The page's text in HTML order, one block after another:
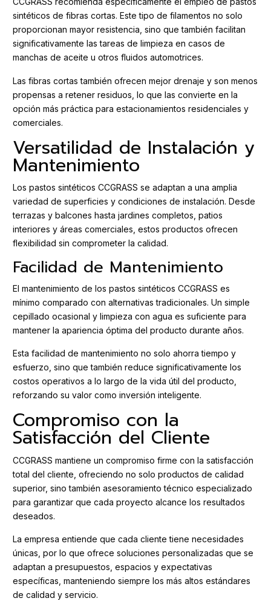
sintéticos de fibras cortas. Este tipo de filamentos no solo
proporcionan mayor resistencia, sino que también facilitan
significativamente las tareas de limpieza en casos de
manchas de aceite u otros fluidos automotrices.
Las fibras cortas también ofrecen mejor drenaje y son menos
propensas a retener residuos, lo que las convierte en la
opción más práctica para estacionamientos residenciales y
comerciales.
Versatilidad de Instalación y
Mantenimiento
Los pastos sintéticos CCGRASS se adaptan a una amplia
variedad de superficies y condiciones de instalación. Desde
terrazas y balcones hasta jardines completos, patios
interiores y áreas comerciales, estos productos ofrecen
flexibilidad sin comprometer la calidad.
Facilidad de Mantenimiento
El mantenimiento de los pastos sintéticos CCGRASS es
mínimo comparado con alternativas tradicionales. Un simple
cepillado ocasional y limpieza con agua es suficiente para
mantener la apariencia óptima del producto durante años.
Esta facilidad de mantenimiento no solo ahorra tiempo y
esfuerzo, sino que también reduce significativamente los
costos operativos a lo largo de la vida útil del producto,
reforzando su valor como inversión inteligente.
Compromiso con la
Satisfacción del Cliente
CCGRASS mantiene un compromiso firme con la satisfacción
total del cliente, ofreciendo no solo productos de calidad
superior, sino también asesoramiento técnico especializado
para garantizar que cada proyecto alcance los resultados
deseados.
La empresa entiende que cada cliente tiene necesidades
únicas, por lo que ofrece soluciones personalizadas que se
adaptan a presupuestos, espacios y expectativas
específicas, manteniendo siempre los más altos estándares
de calidad y servicio.